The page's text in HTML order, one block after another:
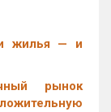
жилья — и
рынок